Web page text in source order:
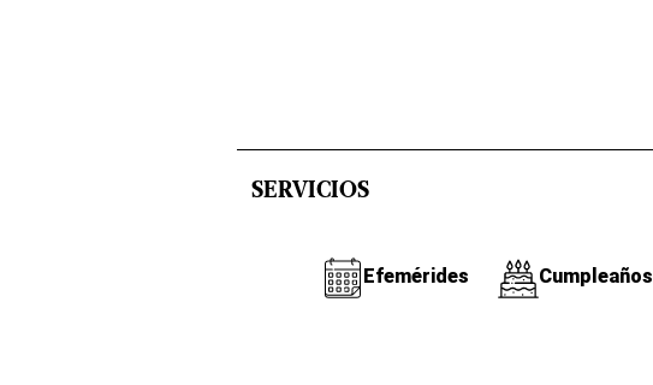
SERVICIOS
Efemérides Cumpleaños